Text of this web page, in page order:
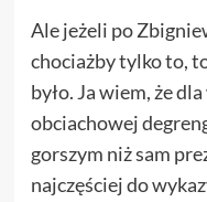
Ale jeżeli po
chociażby tylko to,
było. Ja wiem, że
obciachowej
gorszym niż sam
najczęściej do